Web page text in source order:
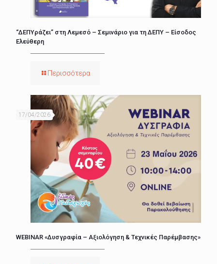
“ΔΕΠΥράζει” στη Λεμεσό – Σεμινάριο για τη ΔΕΠΥ – Είσοδος
Ελεύθερη
Περισσότερα
17/04/2026
WEBINAR «Δυσγραφία – Αξιολόγηση & Τεχνικές Παρέμβασης»